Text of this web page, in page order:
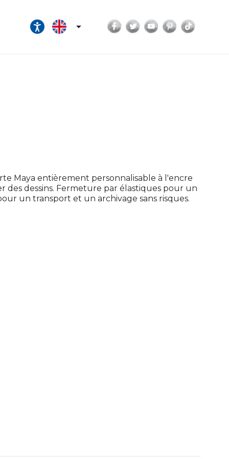
 Facebook
TwitterYouTubePinterest
Maya entièrement personnalisable à l'encre
dessins. Fermeture par élastiques pour un
un transport et un archivage sans risques.